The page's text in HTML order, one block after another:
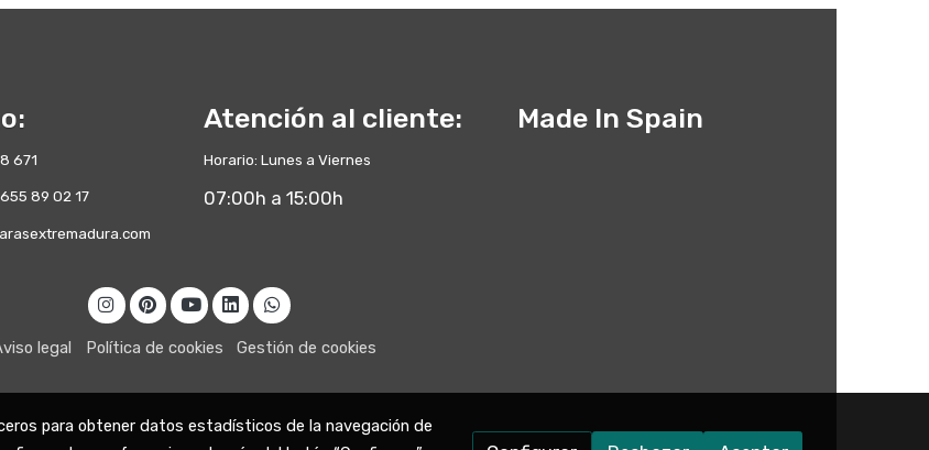
671
89 02 17
Atención al cliente:
Horario: Lunes a Viernes
07:00h a 15:00h
Made In Spain
legal Política de cookies Gestión de cookies
para obtener datos estadísticos de la navegación de